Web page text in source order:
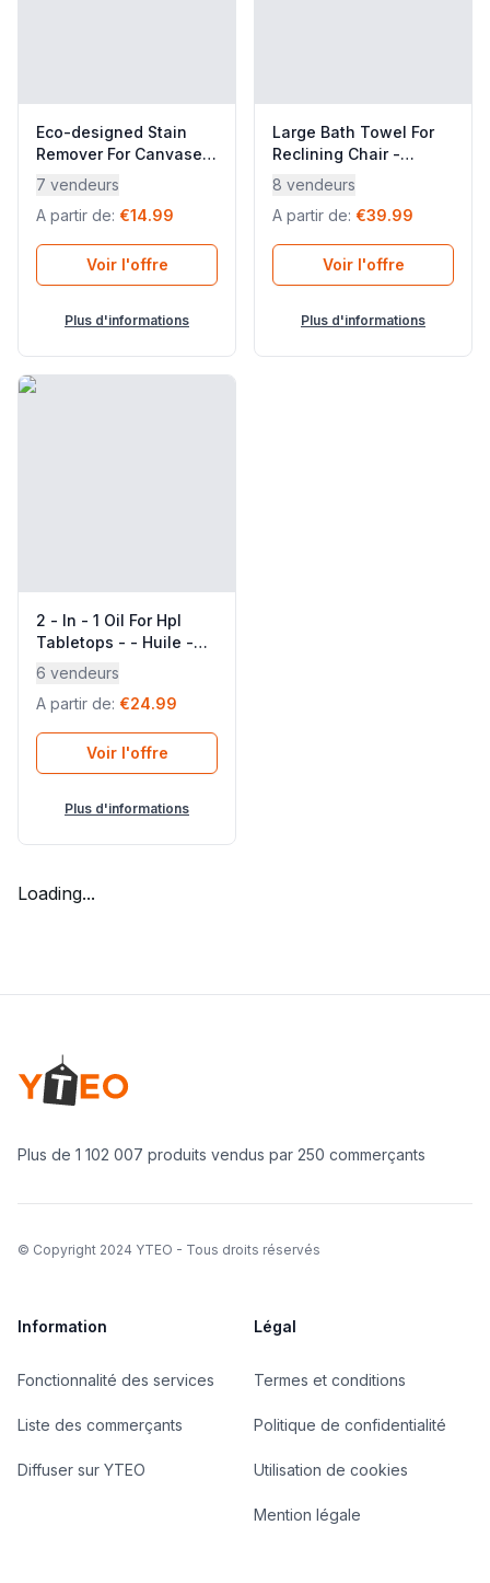
Eco-designed Stain
Remover For Canvases
And Textiles : 500 Ml -
Neutre - Lafuma
Mobilier
7 vendeurs
A partir de: €14.99
Voir l'offre
Plus d'informations
Large Bath Towel For
Reclining Chair -
Littoral - Coton - Beige
8 vendeurs
A partir de: €39.99
Voir l'offre
Plus d'informations
2 - In - 1 Oil For Hpl
Tabletops - - Huile -
Neutral Neutre -
6 vendeurs
A partir de: €24.99
Voir l'offre
Plus d'informations
Loading...
Plus de 1 102 007 produits vendus par 250 commerçants
© Copyright 2024 YTEO - Tous droits réservés
Information
Fonctionnalité des services
Liste des commerçants
Diffuser sur YTEO
Légal
Termes et conditions
Politique de confidentialité
Utilisation de cookies
Mention légale